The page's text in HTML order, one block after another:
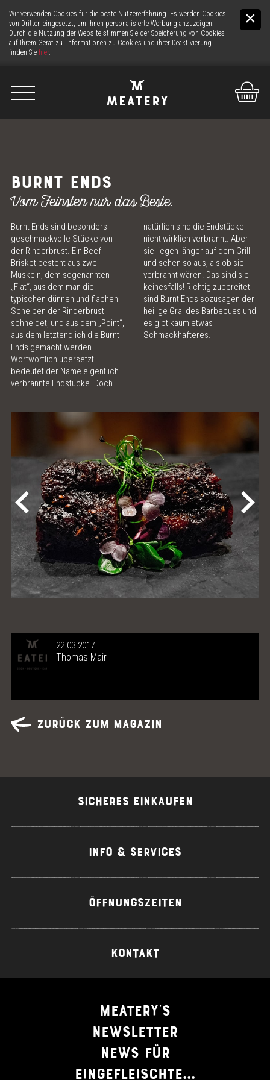
Wir verwenden Cookies für die beste Nutzererfahrung. Es werden Cookies
von Dritten eingesetzt, um Ihnen personalisierte Werbung anzuzeigen.
Durch die Nutzung der Website stimmen Sie der Speicherung von Cookies
auf Ihrem Gerät zu. Informationen zu Cookies und ihrer Deaktivierung
finden Sie hier.
DAS FLEISCH
DIE THEKE
24H FLEISCH-SERVICE
ONLINE SHOP
MEAT LOVE - DAS MAGAZIN
POLENTA TABLE
KONTAKT & ÖFFNUNGSZEITEN
BURNT ENDS
Vom Feinsten nur das Beste.
Burnt Ends sind besonders
geschmackvolle Stücke von
der Rinderbrust. Ein Beef
Brisket besteht aus zwei
Muskeln, dem sogenannten
„Flat“, aus dem man die
typischen dünnen und flachen
Scheiben der Rinderbrust
schneidet, und aus dem „Point“,
aus dem letztendlich die Burnt
Ends gemacht werden.
Wortwörtlich übersetzt
bedeutet der Name eigentlich
verbrannte Endstücke. Doch
natürlich sind die Endstücke
nicht wirklich verbrannt. Aber
sie liegen länger auf dem Grill
und sehen so aus, als ob sie
verbrannt wären. Das sind sie
keinesfalls! Richtig zubereitet
sind Burnt Ends sozusagen der
heilige Gral des Barbecues und
es gibt kaum etwas
Schmackhafteres.
22.03.2017
Thomas Mair
Zurück zum Magazin
SICHERES EINKAUFEN
INFO & SERVICES
ÖFFNUNGSZEITEN
KONTAKT
MEATERY'S
NEWSLETTER
NEWS FÜR
EINGEFLEISCHTE...